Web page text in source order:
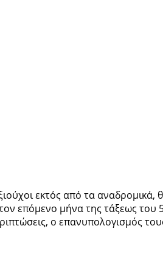
εκτός από τα αναδρομικά,
επόμενο μήνα της τάξεως του
ο επανυπολογισμός